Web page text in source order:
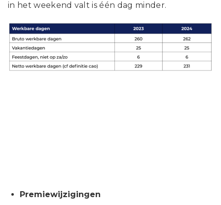
in het weekend valt is één dag minder.
Premiewijzigingen